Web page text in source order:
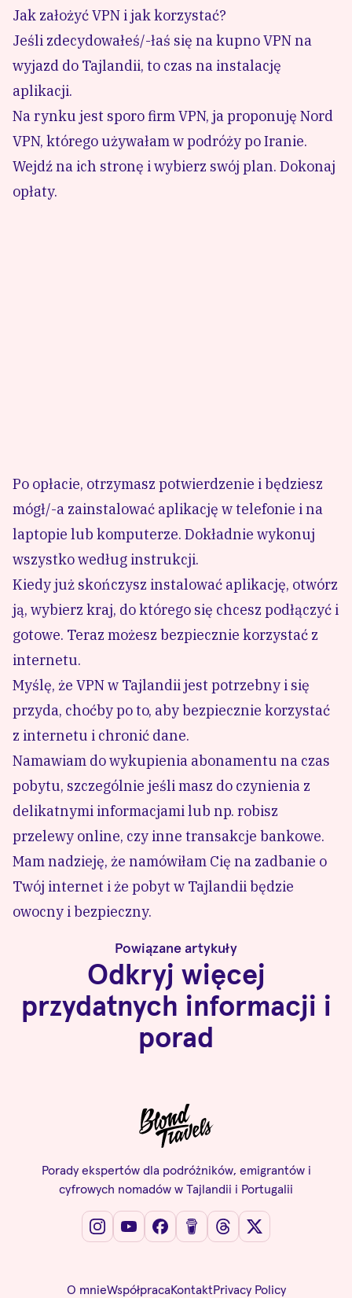
Jak założyć VPN i jak korzystać?
Jeśli zdecydowałeś/-łaś się na kupno VPN na
wyjazd do Tajlandii, to czas na instalację
aplikacji.
Na rynku jest sporo firm VPN, ja proponuję Nord
VPN, którego używałam w podróży po Iranie.
Wejdź na ich stronę i wybierz swój plan. Dokonaj
opłaty.
Po opłacie, otrzymasz potwierdzenie i będziesz
mógł/-a zainstalować aplikację w telefonie i na
laptopie lub komputerze. Dokładnie wykonuj
wszystko według instrukcji.
Kiedy już skończysz instalować aplikację, otwórz
ją, wybierz kraj, do którego się chcesz podłączyć i
gotowe. Teraz możesz bezpiecznie korzystać z
internetu.
Myślę, że VPN w Tajlandii jest potrzebny i się
przyda, choćby po to, aby bezpiecznie korzystać
z internetu i chronić dane.
Namawiam do wykupienia abonamentu na czas
pobytu, szczególnie jeśli masz do czynienia z
delikatnymi informacjami lub np. robisz
przelewy online, czy inne transakcje bankowe.
Mam nadzieję, że namówiłam Cię na zadbanie o
Twój internet i że pobyt w Tajlandii będzie
owocny i bezpieczny.
Powiązane artykuły
Odkryj więcej
przydatnych informacji i
porad
Porady ekspertów dla podróżników, emigrantów i
cyfrowych nomadów w Tajlandii i Portugalii
O mnieWspółpracaKontaktPrivacy Policy